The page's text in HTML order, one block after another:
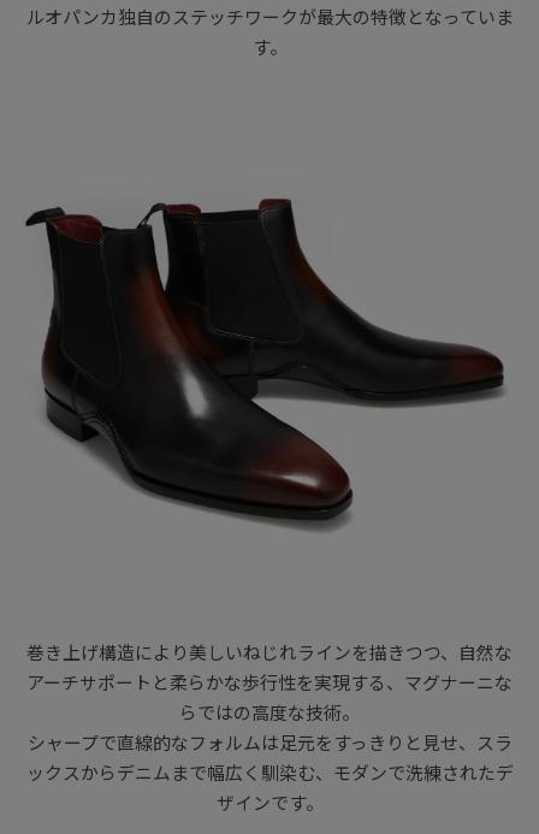
ルオパンカ独自のステッチワークが最大の特徴となっていま
す。
巻き上げ構造により美しいねじれラインを描きつつ、自然な
アーチサポートと柔らかな歩行性を実現する、マグナーニな
らではの高度な技術。
シャープで直線的なフォルムは足元をすっきりと見せ、スラ
ックスからデニムまで幅広く馴染む、モダンで洗練されたデ
ザインです。